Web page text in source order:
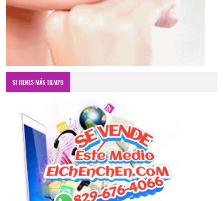
SI TIENES MÁS TIEMPO